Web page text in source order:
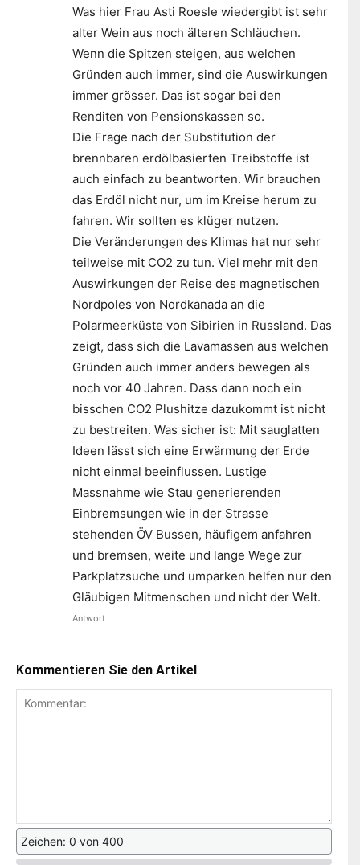
Was hier Frau Asti Roesle wiedergibt ist sehr
alter Wein aus noch älteren Schläuchen.
Wenn die Spitzen steigen, aus welchen
Gründen auch immer, sind die Auswirkungen
immer grösser. Das ist sogar bei den
Renditen von Pensionskassen so.
Die Frage nach der Substitution der
brennbaren erdölbasierten Treibstoffe ist
auch einfach zu beantworten. Wir brauchen
das Erdöl nicht nur, um im Kreise herum zu
fahren. Wir sollten es klüger nutzen.
Die Veränderungen des Klimas hat nur sehr
teilweise mit CO2 zu tun. Viel mehr mit den
Auswirkungen der Reise des magnetischen
Nordpoles von Nordkanada an die
Polarmeerküste von Sibirien in Russland. Das
zeigt, dass sich die Lavamassen aus welchen
Gründen auch immer anders bewegen als
noch vor 40 Jahren. Dass dann noch ein
bisschen CO2 Plushitze dazukommt ist nicht
zu bestreiten. Was sicher ist: Mit sauglatten
Ideen lässt sich eine Erwärmung der Erde
nicht einmal beeinflussen. Lustige
Massnahme wie Stau generierenden
Einbremsungen wie in der Strasse
stehenden ÖV Bussen, häufigem anfahren
und bremsen, weite und lange Wege zur
Parkplatzsuche und umparken helfen nur den
Gläubigen Mitmenschen und nicht der Welt.
Antwort
Kommentieren Sie den Artikel
Zeichen: 0 von 400